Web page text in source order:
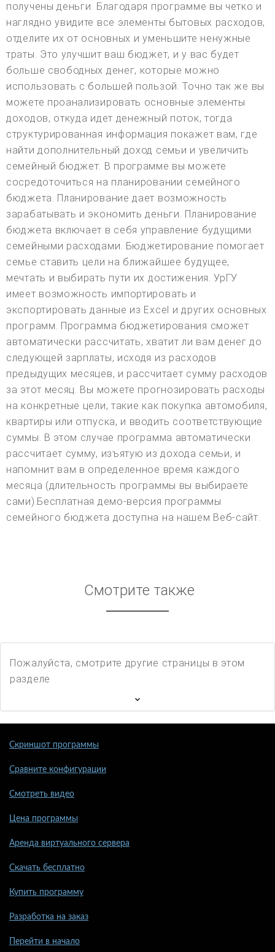
получены деньги. Благодаря программе вы четко и
наглядно увидите все элементы бытовых расходов,
отделите их от основных и уменьшите ненужные
траты. Это улучшит ваш бюджет, и у вас будет
больше свободных денег, которые можно
использовать с большей пользой. Точно так же вы
можете проанализировать основные элементы
доходов, откуда идет денежный поток, тогда
структурированная информация покажет вам, где
найти дополнительный доход семьи и увеличить
семейный бюджет. В программе вы можете
сосредоточиться на планировании семейного
бюджета. Планирование дает возможность
зарабатывать и экономить деньги. Планирование
бюджета включает в себя управление будущими
семейными расходами. Бюджетирование помогает
семье ставить цели на ближайшее будущее,
мечтать и выбирать пути их достижения. УрГУ
имеет возможность импортировать и
экспортировать данные из Excel и других основных
программ. Программа бюджетирования сможет
автоматически рассчитать, хватит ли вам денег до
следующей зарплаты, исходя из расходов
предыдущих месяцев, и рассчитает сумму расходов
за этот месяц. Вы можете прогнозировать расходы
на конкретные цели, такие как покупка автомобиля,
квартиры или отпуска, и вводить соответствующие
суммы. В этом случае программа автоматически
рассчитает сумму, изъятую из дохода семьи, и
напомнит вам в определенное время каждого
месяца (длительность программы вы выбираете
сами).Бесплатная демо-версия программы
семейного бюджета доступна на нашем Веб-сайт.
Смотрите также
Пожалуйста, смотрите другие страницы в этом
разделе
Скриншот программы
Сравните конфигурации
Смотреть видео
Цена программы
Аренда виртуального сервера
Скачать бесплатно
Купить программу
Разработка на заказ
Перейти в начало